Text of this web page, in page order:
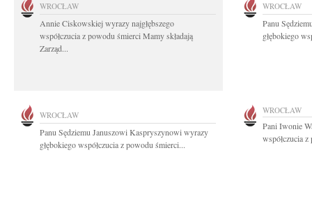
WROCŁAW
Annie Ciskowskiej wyrazy najgłębszego
współczucia z powodu śmierci Mamy składają
Zarząd...
WROCŁAW
Panu
głębokiego
WROCŁAW
Panu Sędziemu Januszowi Kaspryszynowi wyrazy
głębokiego współczucia z powodu śmierci...
WROCŁAW
Pani Iwonie
współczucia